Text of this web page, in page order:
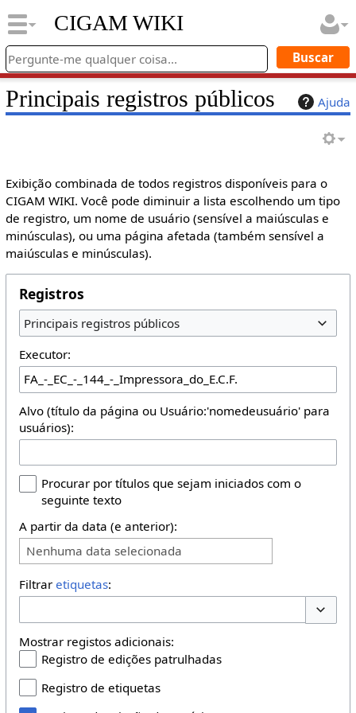
CIGAM WIKI
Ajuda
Principais registros públicos
Exibição combinada de todos registros disponíveis para o
CIGAM WIKI. Você pode diminuir a lista escolhendo um tipo
de registro, um nome de usuário (sensível a maiúsculas e
minúsculas), ou uma página afetada (também sensível a
maiúsculas e minúsculas).
Registros
Principais registros públicos
Executor:
Alvo (título da página ou Usuário:'nomedeusuário' para
usuários):
Procurar por títulos que sejam iniciados com o
seguinte texto
A partir da data (e anterior):
Nenhuma data selecionada
Filtrar etiquetas:
Mostrar registos adicionais:
Registro de edições patrulhadas
Registro de etiquetas